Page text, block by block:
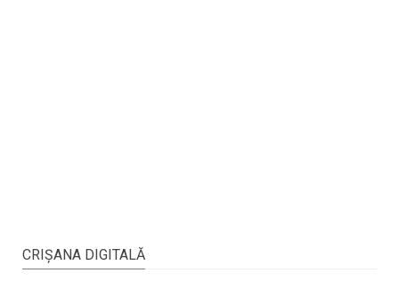
CRIŞANA DIGITALĂ